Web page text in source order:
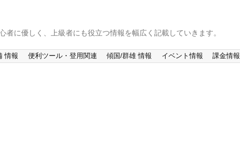
者に優しく、上級者にも役立つ情報を幅広く記載していきます。
情報 便利ツール・登用関連 傾国/群雄 情報 イベント情報 課金情報